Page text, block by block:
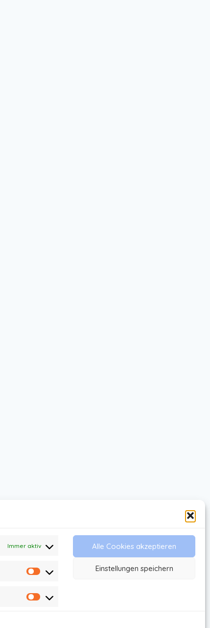
Immer aktiv
Statistiken
Marketing
Alle Cookies akzeptieren
Einstellungen speichern